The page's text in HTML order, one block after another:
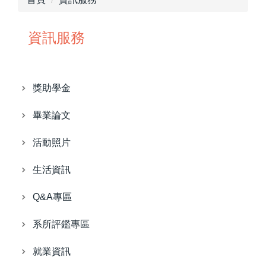
資訊服務
獎助學金
畢業論文
活動照片
生活資訊
Q&A專區
系所評鑑專區
就業資訊